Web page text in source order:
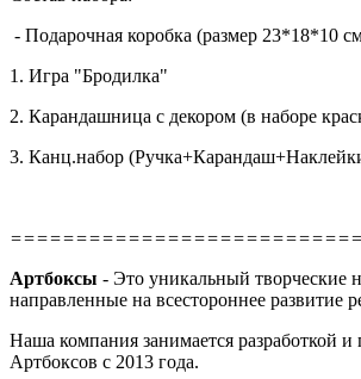
- Подарочная коробка (размер 23*18*10
1. Игра "Бродилка"
2. Карандашница с декором (в наборе
3. Канц.набор
Артбоксы - Это уникальный творческие
направленные на всестороннее развитие
Наша компания занимается разработкой и
Артбоксов с 2013 года.